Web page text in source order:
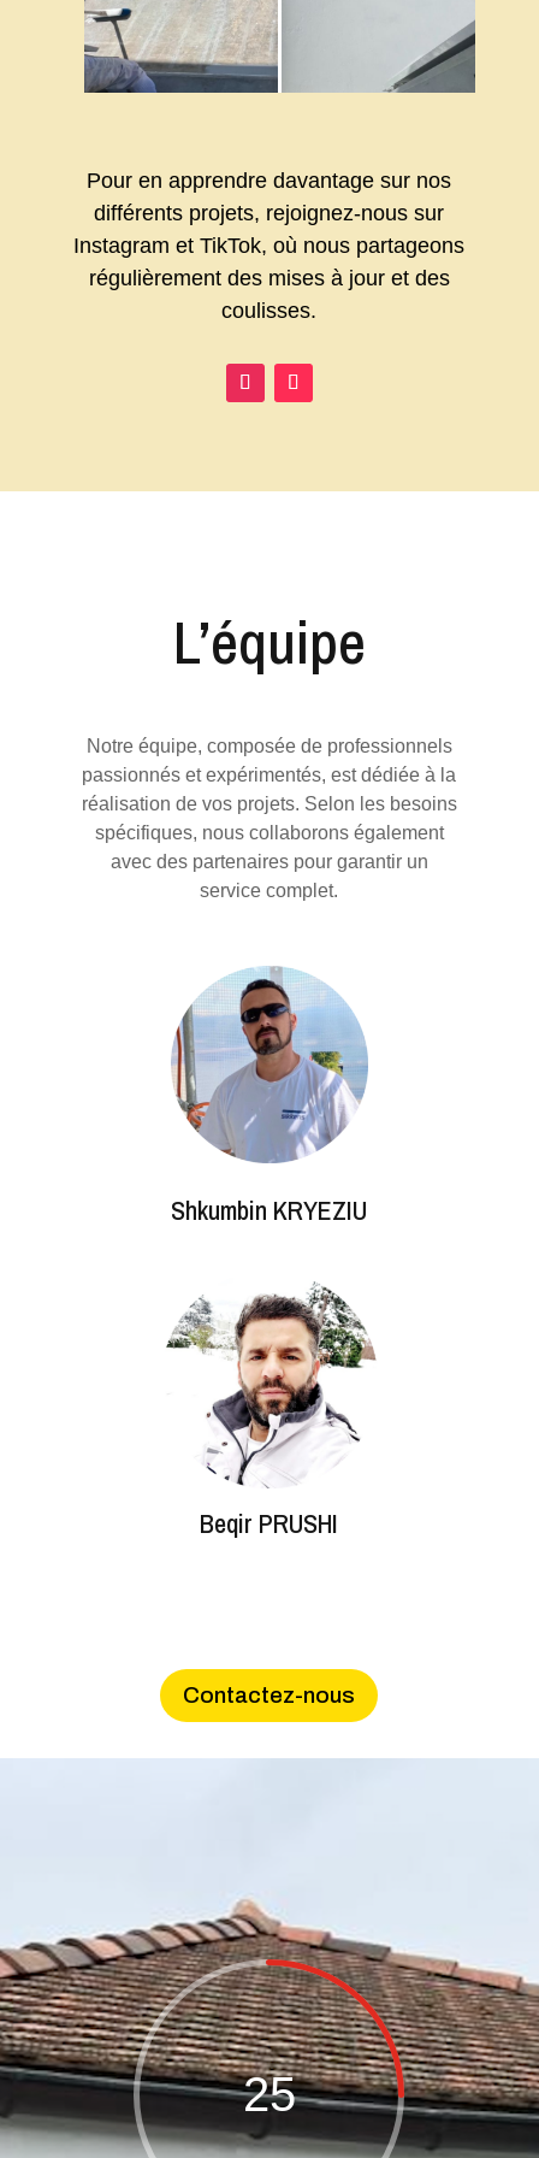
Pour en apprendre davantage sur nos
différents projets, rejoignez-nous sur
Instagram et TikTok, où nous partageons
régulièrement des mises à jour et des
coulisses.
L’équipe
Notre équipe, composée de professionnels
passionnés et expérimentés, est dédiée à la
réalisation de vos projets. Selon les besoins
spécifiques, nous collaborons également
avec des partenaires pour garantir un
service complet.
Shkumbin KRYEZIU
Beqir PRUSHI
Contactez-nous
25